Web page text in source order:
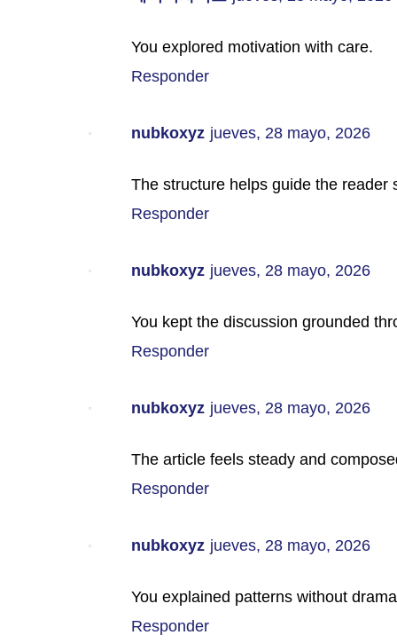
You explored motivation with care.
Responder
nubkoxyz jueves, 28 mayo, 2026
The structure helps guide the reader
Responder
nubkoxyz jueves, 28 mayo, 2026
You kept the discussion grounded
Responder
nubkoxyz jueves, 28 mayo, 2026
The article feels steady and
Responder
nubkoxyz jueves, 28 mayo, 2026
You explained patterns without
Responder